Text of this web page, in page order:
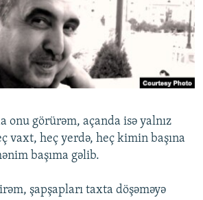
KITABXANASI
STANDARTLARIMIZ
ISTIFADƏ
onu görürəm, açanda isə yalnız
vaxt, heç yerdə, heç kimin başına
başıma gəlib.
şapşapları taxta döşəməyə